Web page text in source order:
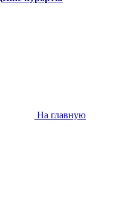
На главную